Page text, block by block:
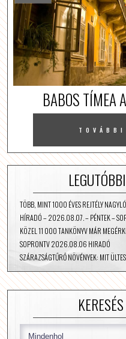
BABOS TÍMEA
TÖBB, MINT 1000 ÉVES REJTÉLY
HÍRADÓ – 2026.08.07. – PÉNTEK –
KÖZEL 11 000 TANKÖNYV MÁR
SOPRONTV 2026.08.06 HIRADÓ
SZÁRAZSÁGTŰRŐ NÖVÉNYEK: MIT